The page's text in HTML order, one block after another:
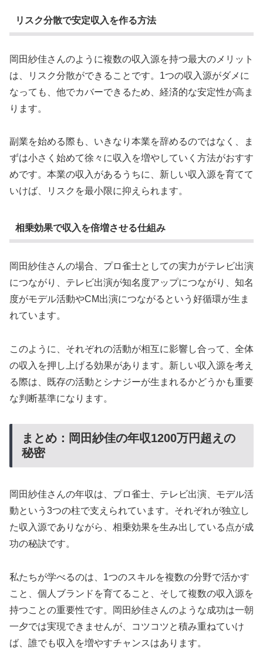
リスク分散で安定収入を作る方法
岡田紗佳さんのように複数の収入源を持つ最大のメリット
は、リスク分散ができることです。1つの収入源がダメに
なっても、他でカバーできるため、経済的な安定性が高ま
ります。
副業を始める際も、いきなり本業を辞めるのではなく、ま
ずは小さく始めて徐々に収入を増やしていく方法がおすす
めです。本業の収入があるうちに、新しい収入源を育てて
いけば、リスクを最小限に抑えられます。
相乗効果で収入を倍増させる仕組み
岡田紗佳さんの場合、プロ雀士としての実力がテレビ出演
につながり、テレビ出演が知名度アップにつながり、知名
度がモデル活動やCM出演につながるという好循環が生ま
れています。
このように、それぞれの活動が相互に影響し合って、全体
の収入を押し上げる効果があります。新しい収入源を考え
る際は、既存の活動とシナジーが生まれるかどうかも重要
な判断基準になります。
まとめ：岡田紗佳の年収1200万円超えの
秘密
岡田紗佳さんの年収は、プロ雀士、テレビ出演、モデル活
動という3つの柱で支えられています。それぞれが独立し
た収入源でありながら、相乗効果を生み出している点が成
功の秘訣です。
私たちが学べるのは、1つのスキルを複数の分野で活かす
こと、個人ブランドを育てること、そして複数の収入源を
持つことの重要性です。岡田紗佳さんのような成功は一朝
一夕では実現できませんが、コツコツと積み重ねていけ
ば、誰でも収入を増やすチャンスはあります。